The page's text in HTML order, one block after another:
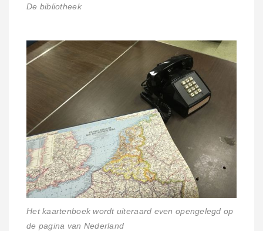
De bibliotheek
Het kaartenboek wordt uiteraard even opengelegd op
de pagina van Nederland